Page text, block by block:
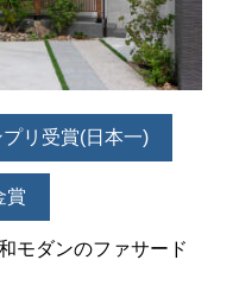
リ受賞(日本一)
賞
モダンのファサード